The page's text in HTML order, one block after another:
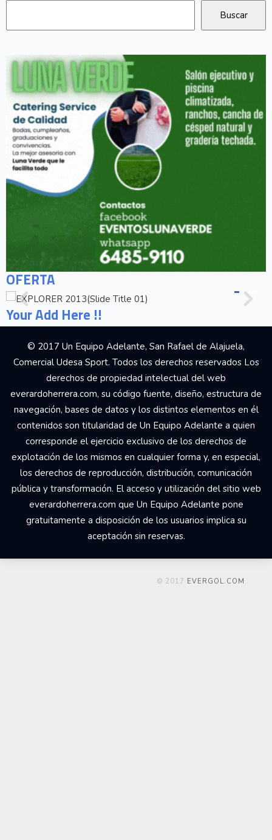
OFERTA
Your Add Here !!
© 2017 Un Equipo Adelante, San Rafael de Alajuela,
Comercial Udesa Sport. Todos los derechos reservados Los
derechos de propiedad intelectual del web
everardoherrera.com, su código fuente, diseño, estructura de
navegación, bases de datos y los distintos elementos en él
contenidos son titularidad de Un Equipo Adelante a quien
corresponde el ejercicio exclusivo de los derechos de
explotación de los mismos en cualquier forma y, en especial,
los derechos de reproducción, distribución, comunicación
pública y transformación. El acceso y utilización del sitio web
everardoherrera.com que Un Equipo Adelante pone
gratuitamente a disposición de los usuarios implica su
aceptación sin reservas.
© 2017 EVERGOL.COM